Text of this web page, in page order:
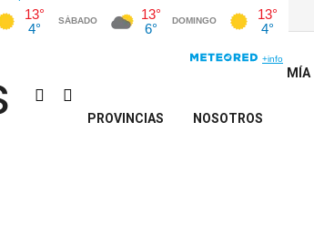
ECONOMÍA
PROVINCIAS NOSOTROS